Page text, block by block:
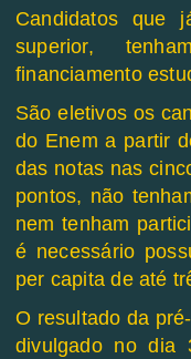
Candidatos que
superior,
financiamento
São eletivos os
do Enem a partir
das notas nas
pontos, não
nem tenham
é necessário
per capita de até
O resultado da
divulgado no dia